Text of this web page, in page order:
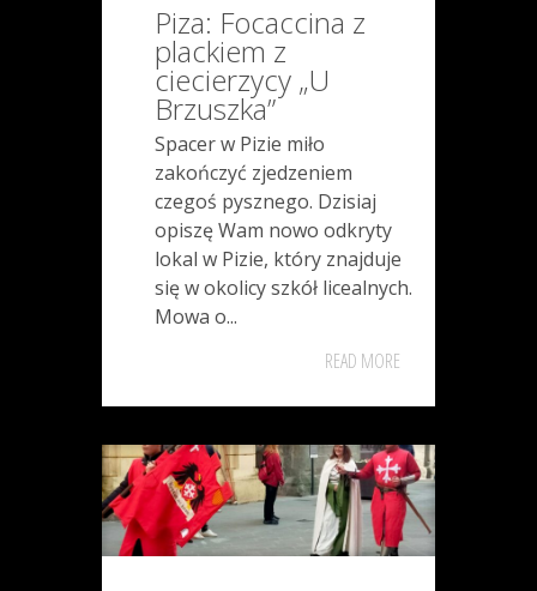
Piza: Focaccina z
plackiem z
ciecierzycy „U
Brzuszka”
Spacer w Pizie miło
zakończyć zjedzeniem
czegoś pysznego. Dzisiaj
opiszę Wam nowo odkryty
lokal w Pizie, który znajduje
się w okolicy szkół licealnych.
Mowa o...
READ MORE